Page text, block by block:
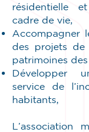
résidentielle
cadre de vie,
Accompagner
des projets de
patrimoines
Développer
service de
habitants,
L’association